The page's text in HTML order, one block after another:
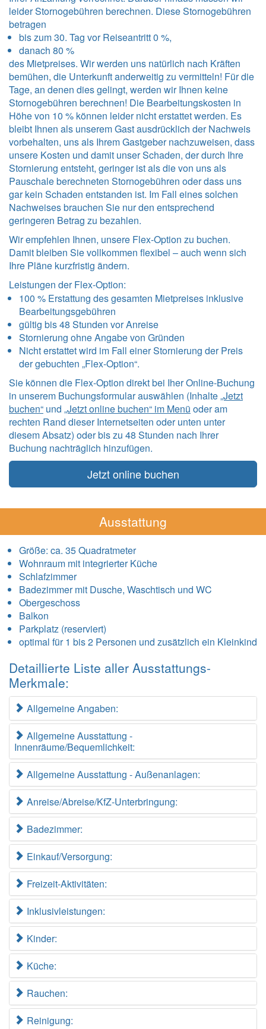
leider Stornogebühren berechnen. Diese Stornogebühren
betragen
bis zum 30. Tag vor Reiseantritt 0 %,
danach 80 %
des Mietpreises. Wir werden uns natürlich nach Kräften
bemühen, die Unterkunft anderweitig zu vermitteln! Für die
Tage, an denen dies gelingt, werden wir Ihnen keine
Stornogebühren berechnen! Die Bearbeitungskosten in
Höhe von 10 % können leider nicht erstattet werden. Es
bleibt Ihnen als unserem Gast ausdrücklich der Nachweis
vorbehalten, uns als Ihrem Gastgeber nachzuweisen, dass
unsere Kosten und damit unser Schaden, der durch Ihre
Stornierung entsteht, geringer ist als die von uns als
Pauschale berechneten Stornogebühren oder dass uns
gar kein Schaden entstanden ist. Im Fall eines solchen
Nachweises brauchen Sie nur den entsprechend
geringeren Betrag zu bezahlen.
Wir empfehlen Ihnen, unsere Flex-Option zu buchen.
Damit bleiben Sie vollkommen flexibel – auch wenn sich
Ihre Pläne kurzfristig ändern.
Leistungen der Flex-Option:
100 % Erstattung des gesamten Mietpreises inklusive
Bearbeitungsgebühren
gültig bis 48 Stunden vor Anreise
Stornierung ohne Angabe von Gründen
Nicht erstattet wird im Fall einer Stornierung der Preis
der gebuchten „Flex-Option“.
Sie können die Flex-Option direkt bei Iher Online-Buchung
in unserem Buchungsformular auswählen (Inhalte„Jetzt
buchen“ und „Jetzt online buchen“ im Menü oder am
rechten Rand dieser Internetseiten oder unten unter
diesem Absatz) oder bis zu 48 Stunden nach Ihrer
Buchung nachträglich hinzufügen.
Jetzt online buchen
Ausstattung
Größe: ca. 35 Quadratmeter
Wohnraum mit integrierter Küche
Schlafzimmer
Badezimmer mit Dusche, Waschtisch und WC
Obergeschoss
Balkon
Parkplatz (reserviert)
optimal für 1 bis 2 Personen und zusätzlich ein Kleinkind
Detaillierte Liste aller Ausstattungs-
Merkmale:
Allgemeine Angaben:
Allgemeine Ausstattung -
Innenräume/Bequemlichkeit:
Allgemeine Ausstattung - Außenanlagen:
Anreise/Abreise/KfZ-Unterbringung:
Badezimmer:
Einkauf/Versorgung:
Freizeit-Aktivitäten:
Inklusivleistungen:
Kinder:
Küche:
Rauchen:
Reinigung: